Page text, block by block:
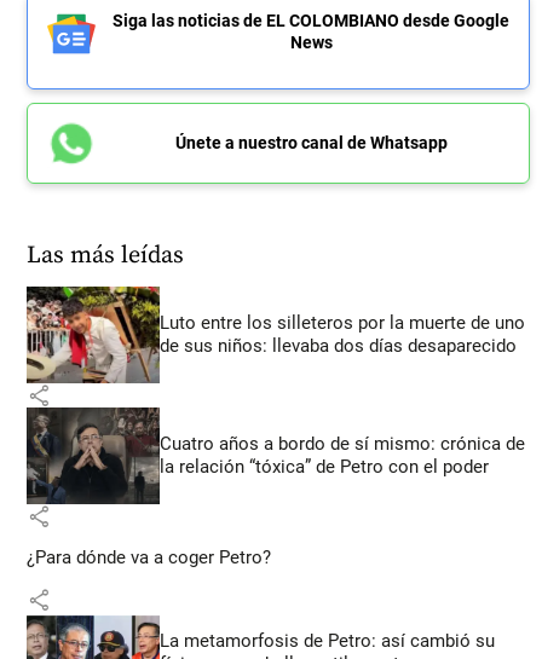
Siga las noticias de EL COLOMBIANO desde Google
News
Únete a nuestro canal de Whatsapp
Las más leídas
Luto entre los silleteros por la muerte de uno
de sus niños: llevaba dos días desaparecido
share
Cuatro años a bordo de sí mismo: crónica de
la relación “tóxica” de Petro con el poder
share
¿Para dónde va a coger Petro?
share
La metamorfosis de Petro: así cambió su